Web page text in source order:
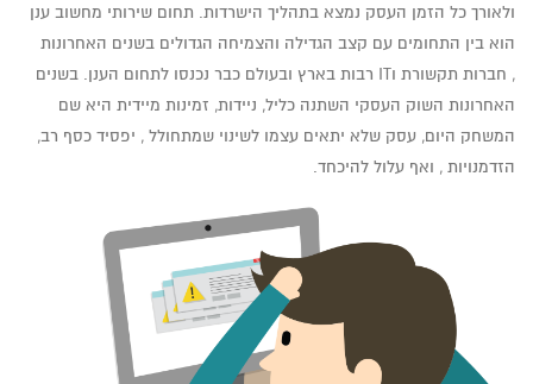
ולאורך כל הזמן העסק נמצא בתהליך הישרדות. תחום שירותי מחשוב ענן
הוא בין התחומים עם קצב הגדילה והצמיחה הגדולים בשנים האחרונות
, חברות תקשורת וIT רבות בארץ ובעולם כבר נכנסו לתחום הענן. בשנים
האחרונות השוק העסקי השתנה כליל, ניידות, זמינות מיידית היא שם
המשחק היום, עסק שלא יתאים עצמו לשינוי שמתחולל , יפסיד כסף רב,
הזדמנויות , ואף עלול להיכחד.